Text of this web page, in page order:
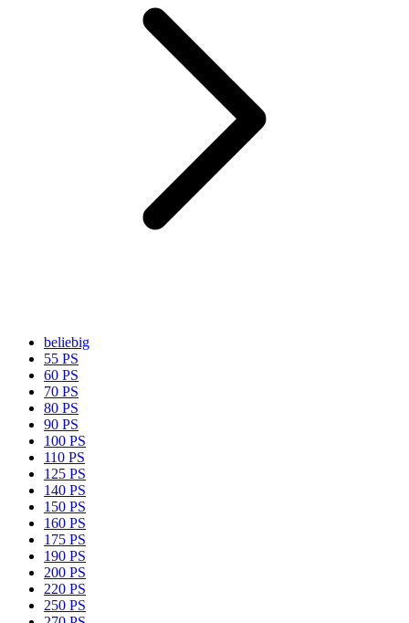
beliebig
55 PS
60 PS
70 PS
80 PS
90 PS
100 PS
110 PS
125 PS
140 PS
150 PS
160 PS
175 PS
190 PS
200 PS
220 PS
250 PS